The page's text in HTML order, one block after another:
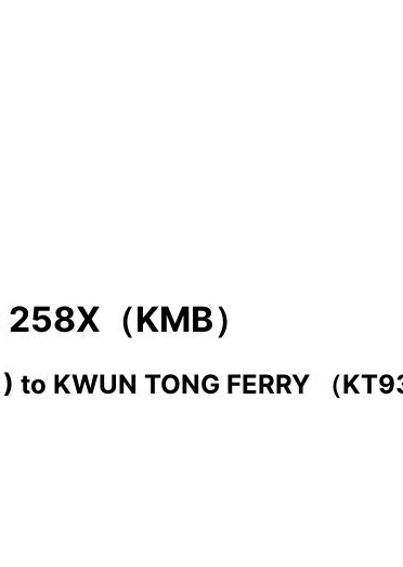
258X（KMB）
to KWUN TONG FERRY （